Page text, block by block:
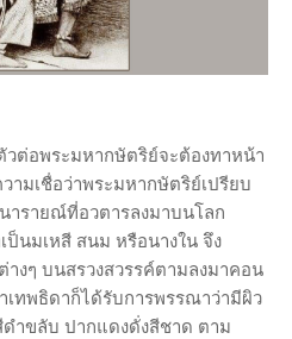
ต่อพระมหากษัตริย์จะต้องทาหน้า
ามเชื่อว่าพระมหากษัตริย์เปรียบ
ารายณ์ที่อวตารลงมาบนโลก
นมเหสี สนม หรือนางใน จึง
างๆ บนสรวงสวรรค์ตามลงมาคอน
เทพธิดาก็ได้รับการพรรณาว่ามีผิว
ำขลับ ปากแดงดั่งสีชาด ตาม